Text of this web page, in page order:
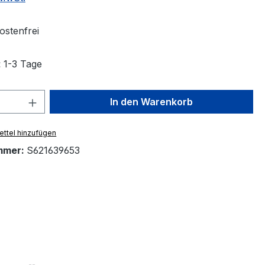
3 Tage
Anzahl: Gib den gewünschten Wert
In den Warenkorb
hinzufügen
S621639653